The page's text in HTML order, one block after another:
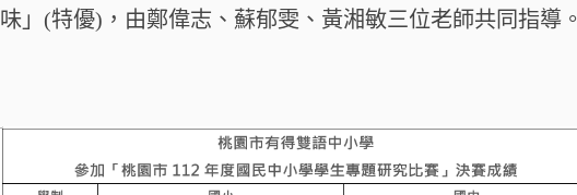
味」(特優)，由鄭偉志、蘇郁雯、黃湘敏三位老師共同指導。